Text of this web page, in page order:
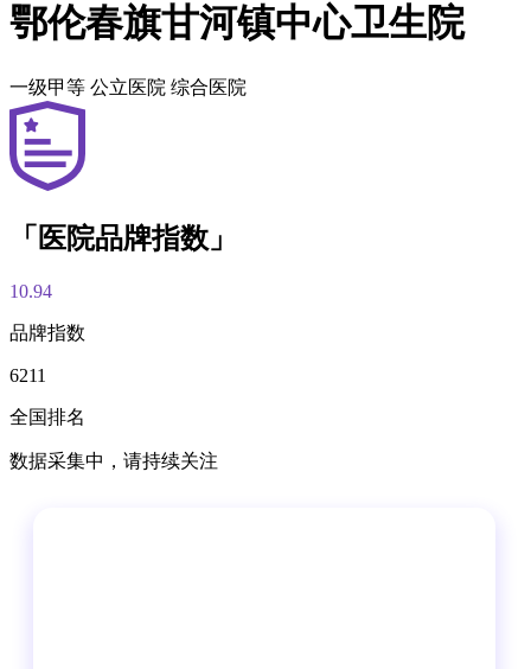
鄂伦春旗甘河镇中心卫生院
一级甲等 公立医院 综合医院
「医院品牌指数」
10.94
品牌指数
6211
全国排名
数据采集中，请持续关注